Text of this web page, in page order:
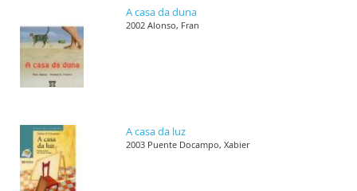
A casa da duna
2002 Alonso, Fran
A casa da luz
2003 Puente Docampo, Xabier